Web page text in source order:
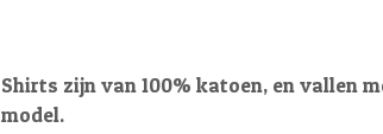
Shirts zijn van 100% katoen, en vallen
model.